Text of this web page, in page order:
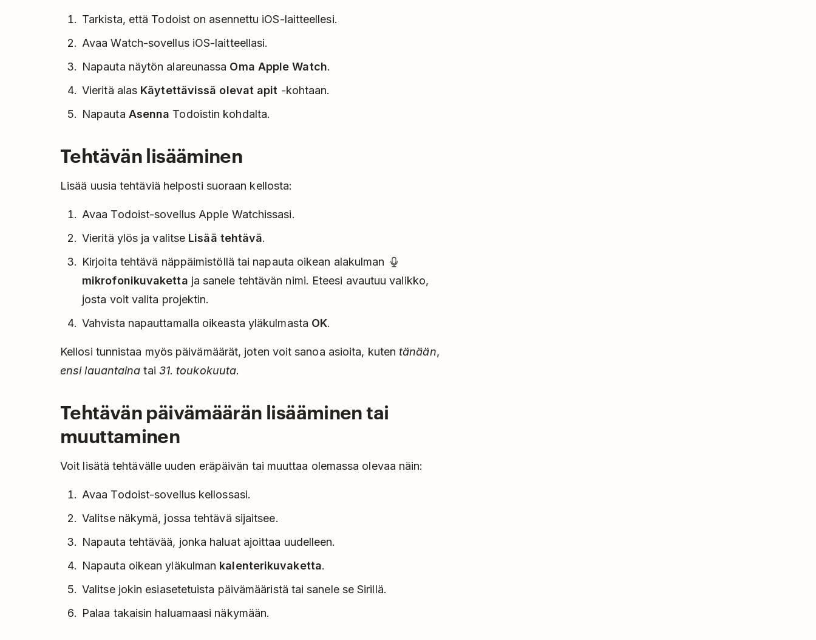
Tarkista, että Todoist on asennettu iOS-laitteellesi.
Avaa Watch-sovellus iOS-laitteellasi.
Napauta näytön alareunassa Oma Apple Watch.
Vieritä alas Käytettävissä olevat apit -kohtaan.
Napauta Asenna Todoistin kohdalta.
Tehtävän lisääminen
Lisää uusia tehtäviä helposti suoraan kellosta:
Avaa Todoist-sovellus Apple Watchissasi.
Vieritä ylös ja valitse Lisää tehtävä.
Kirjoita tehtävä näppäimistöllä tai napauta oikean alakulman
mikrofonikuvaketta ja sanele tehtävän nimi. Eteesi avautuu valikko,
josta voit valita projektin.
Vahvista napauttamalla oikeasta yläkulmasta OK.
Kellosi tunnistaa myös päivämäärät, joten voit sanoa asioita, kuten tänään,
ensi lauantaina tai 31. toukokuuta.
Tehtävän päivämäärän lisääminen tai
muuttaminen
Voit lisätä tehtävälle uuden eräpäivän tai muuttaa olemassa olevaa näin:
Avaa Todoist-sovellus kellossasi.
Valitse näkymä, jossa tehtävä sijaitsee.
Napauta tehtävää, jonka haluat ajoittaa uudelleen.
Napauta oikean yläkulman kalenterikuvaketta.
Valitse jokin esiasetetuista päivämääristä tai sanele se Sirillä.
Palaa takaisin haluamaasi näkymään.